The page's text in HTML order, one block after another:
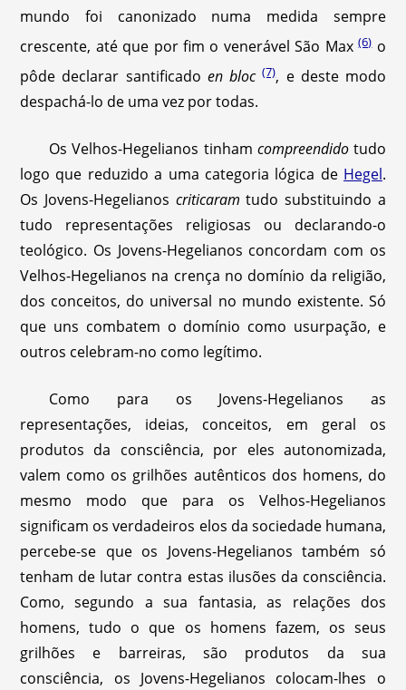
mundo foi canonizado numa medida sempre
crescente, até que por fim o venerável São Max(6)o
pôde declarar santificado en bloc (7), e deste modo
despachá-lo de uma vez por todas.
Os Velhos-Hegelianos tinham compreendidotudo
logo que reduzido a uma categoria lógica de Hegel.
Os Jovens-Hegelianos criticaram tudo substituindo a
tudo representações religiosas ou declarando-o
teológico. Os Jovens-Hegelianos concordam com os
Velhos-Hegelianos na crença no domínio da religião,
dos conceitos, do universal no mundo existente. Só
que uns combatem o domínio como usurpação, e
outros celebram-no como legítimo.
Como para os Jovens-Hegelianos as
representações, ideias, conceitos, em geral os
produtos da consciência, por eles autonomizada,
valem como os grilhões autênticos dos homens, do
mesmo modo que para os Velhos-Hegelianos
significam os verdadeiros elos da sociedade humana,
percebe-se que os Jovens-Hegelianos também só
tenham de lutar contra estas ilusões da consciência.
Como, segundo a sua fantasia, as relações dos
homens, tudo o que os homens fazem, os seus
grilhões e barreiras, são produtos da sua
consciência, os Jovens-Hegelianos colocam-lhes o